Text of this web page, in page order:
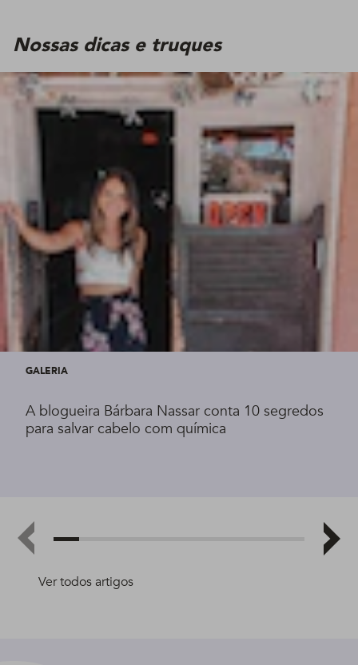
Nossas dicas e truques
Ver todos artigos
GALERIA
A blogueira Bárbara Nassar conta 10 segredos
para salvar cabelo com química